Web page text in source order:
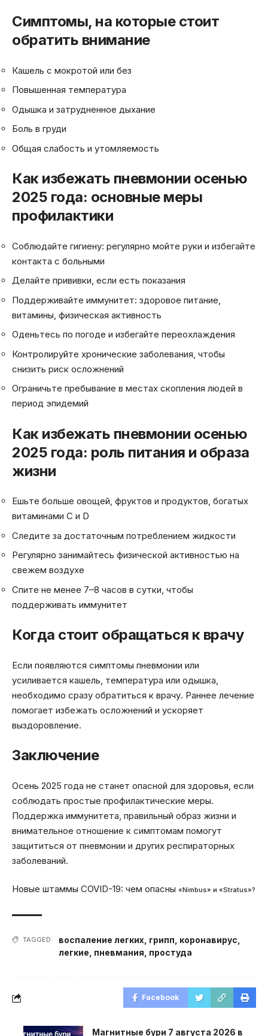
Симптомы, на которые стоит
обратить внимание
Кашель с мокротой или без
Повышенная температура
Одышка и затрудненное дыхание
Боль в груди
Общая слабость и утомляемость
Как избежать пневмонии осенью
2025 года: основные меры
профилактики
Соблюдайте гигиену: регулярно мойте руки и избегайте
контакта с больными
Делайте прививки, если есть показания
Поддерживайте иммунитет: здоровое питание,
витамины, физическая активность
Оденьтесь по погоде и избегайте переохлаждения
Контролируйте хронические заболевания, чтобы
снизить риск осложнений
Ограничьте пребывание в местах скопления людей в
период эпидемий
Как избежать пневмонии осенью
2025 года: роль питания и образа
жизни
Ешьте больше овощей, фруктов и продуктов, богатых
витаминами C и D
Следите за достаточным потреблением жидкости
Регулярно занимайтесь физической активностью на
свежем воздухе
Спите не менее 7–8 часов в сутки, чтобы
поддерживать иммунитет
Когда стоит обращаться к врачу
Если появляются симптомы пневмонии или
усиливается кашель, температура или одышка,
необходимо сразу обратиться к врачу. Раннее лечение
помогает избежать осложнений и ускоряет
выздоровление.
Заключение
Осень 2025 года не станет опасной для здоровья, если
соблюдать простые профилактические меры.
Поддержка иммунитета, правильный образ жизни и
внимательное отношение к симптомам помогут
защититься от пневмонии и других респираторных
заболеваний.
Новые штаммы COVID-19: чем опасны «Nimbus» и «Stratus»?
TAGGED: воспаление легких грипп коронавирус
легкие пневмания простуда
Facebook
Магнитные бури 7 августа 2026 в